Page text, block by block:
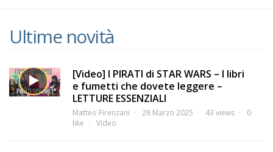
Ultime novità
[Video] I PIRATI di STAR WARS – I libri
e fumetti che dovete leggere –
LETTURE ESSENZIALI
Matteo Firenzani 28 Marzo 2025 43 views
0
like
Video